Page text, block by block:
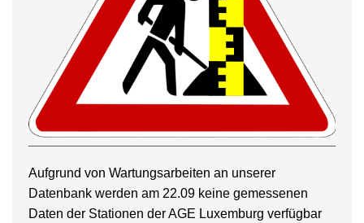
Aufgrund von Wartungsarbeiten an unserer
Datenbank werden am 22.09 keine gemessenen
Daten der Stationen der AGE Luxemburg verfügbar